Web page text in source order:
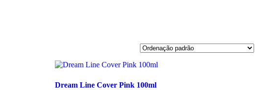
Dream Line Cover Pink 100ml